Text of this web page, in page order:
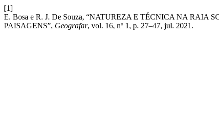
[1]
E. Bosa e R. J. De Souza, “NATUREZA E TÉCNICA NA RAIA
PAISAGENS”, Geografar, vol. 16, nº 1, p. 27–47, jul. 2021.